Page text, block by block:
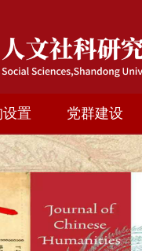
置 党群建设